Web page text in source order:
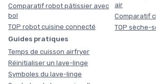
Comparatif robot pâtissier avec
bol
TOP robot cuisine connecté
air
Comparatif
TOP sèche-
Guides pratiques
Temps de cuisson airfryer
Réinitialiser un lave-linge
Symboles du lave-linge